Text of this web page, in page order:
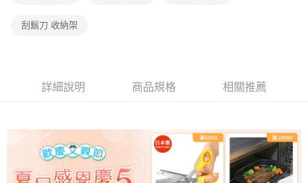
刮鬍刀 收納架
詳細說明 商品規格 相關推薦